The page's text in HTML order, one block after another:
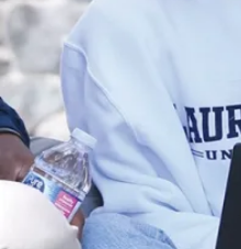
robotique de
l’Université
Laurentienne
(SnoBots) ont
remporté divers
titres internati...